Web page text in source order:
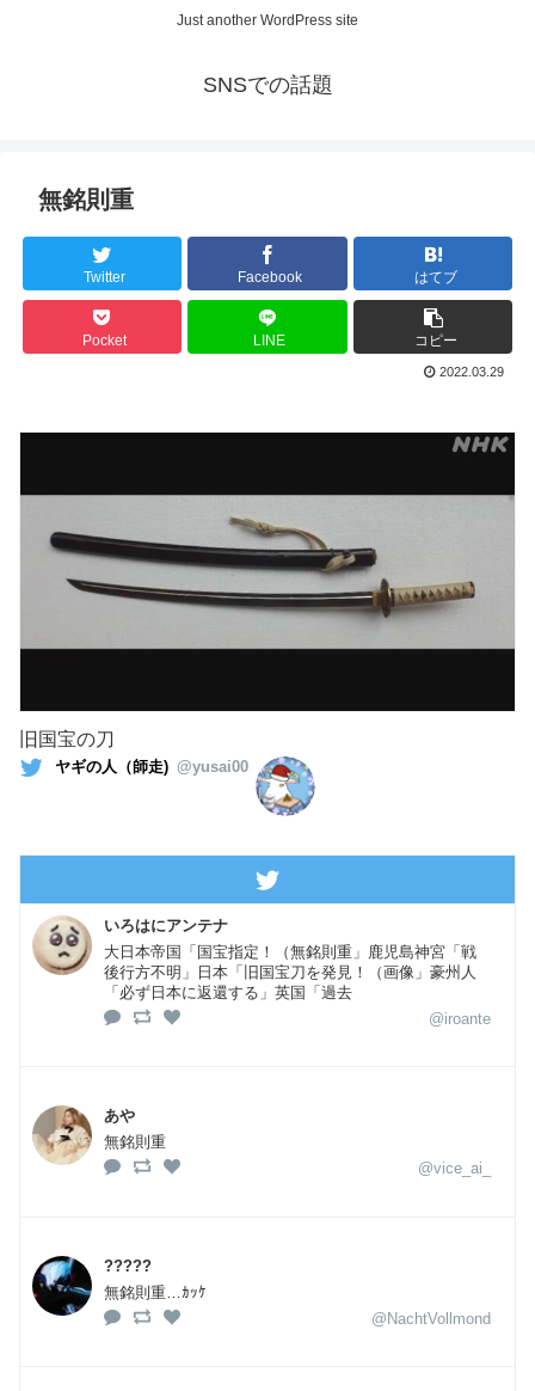
Just another WordPress site
SNSでの話題
無銘則重
Twitter Facebook はてブ
Pocket LINE コピー
2022.03.29
旧国宝の刀
ヤギの人（師走) @yusai00
いろはにアンテナ
大日本帝国「国宝指定！（無銘則重」鹿児島神宮「戦
後行方不明」日本「旧国宝刀を発見！（画像」豪州人
「必ず日本に返還する」英国「過去
@iroante
あや
無銘則重
@vice_ai_
?????
無銘則重…ｶｯｹ
@NachtVollmond